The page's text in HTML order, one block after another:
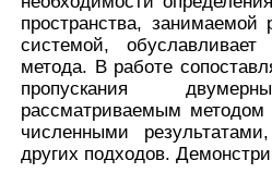
пространства, занимаемой
системой,
метода. В работе
пропускания
рассматриваемым
численными
других подходов.